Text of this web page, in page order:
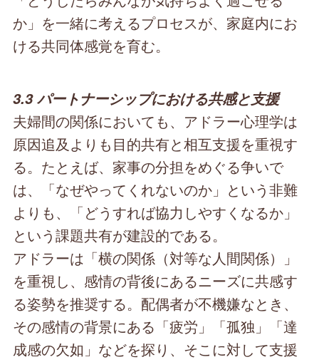
か」を一緒に考えるプロセスが、家庭内にお
ける共同体感覚を育む。
3.3 パートナーシップにおける共感と支援
夫婦間の関係においても、アドラー心理学は
原因追及よりも目的共有と相互支援を重視す
る。たとえば、家事の分担をめぐる争いで
は、「なぜやってくれないのか」という非難
よりも、「どうすれば協力しやすくなるか」
という課題共有が建設的である。
アドラーは「横の関係（対等な人間関係）」
を重視し、感情の背後にあるニーズに共感す
る姿勢を推奨する。配偶者が不機嫌なとき、
その感情の背景にある「疲労」「孤独」「達
成感の欠如」などを探り、そこに対して支援